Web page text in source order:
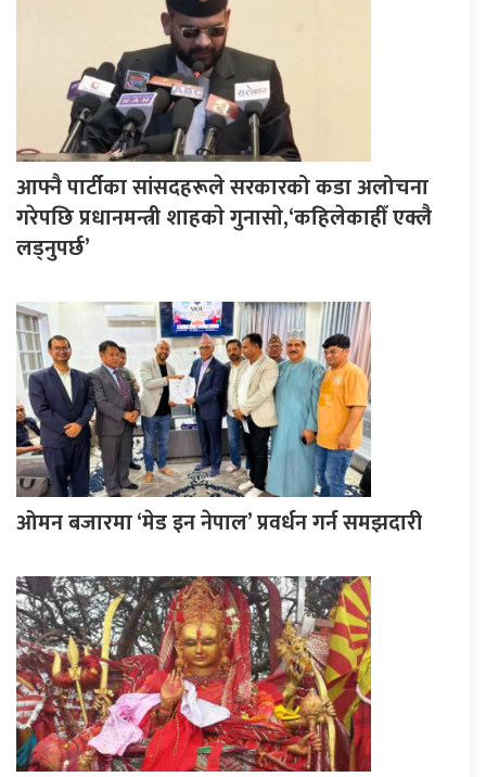
आफ्नै पार्टीका सांसदहरूले सरकारको कडा अलोचना
गरेपछि प्रधानमन्त्री शाहकाे गुनासाे,‘कहिलेकाहीँ एक्लै
लड्नुपर्छ’
ओमन बजारमा ‘मेड इन नेपाल’ प्रवर्धन गर्न समझदारी